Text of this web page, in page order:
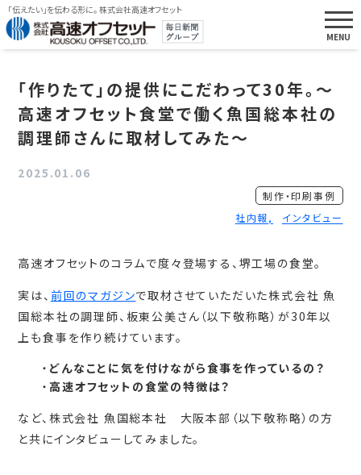
「伝えたい」を伝わる形に。 株式会社高速オフセット
「作りたて」の提供にこだわって30年。～
高速オフセット食堂で働く魚国総本社の
調理師さんに取材してみた～
2025.01.06
制作・印刷事例
社内報
インタビュー
高速オフセットのコラムで度々登場する、堺工場の食堂。
実は、 前回のマガジンで取材させていただいた株式会社 魚
国総本社の調理師、板東公美さん（以下敬称略）が30年以
上も食事を作り続けています。
・ どんなことに気を付けながら食事を作っているの？
・ 高速オフセットの食堂の特徴は？
など、株式会社 魚国総本社 大阪本部（以下敬称略）の方
と共にインタビューしてみました。